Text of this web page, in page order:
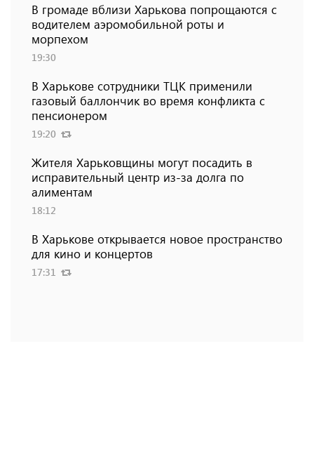
В громаде вблизи Харькова попрощаются с
водителем аэромобильной роты и
морпехом
19:30
В Харькове сотрудники ТЦК применили
газовый баллончик во время конфликта с
пенсионером
19:20
Жителя Харьковщины могут посадить в
исправительный центр из-за долга по
алиментам
18:12
В Харькове открывается новое пространство
для кино и концертов
17:31